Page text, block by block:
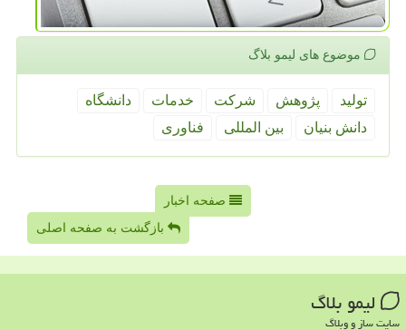
موضوع های لیمو بلاگ
تولید پژوهش شركت خدمات
دانشگاه
دانش بنیان
بین المللی فناوری
صفحه اخبار
بازگشت به صفحه اصلی
لیمو بلاگ
سایت ساز و وبلاگ